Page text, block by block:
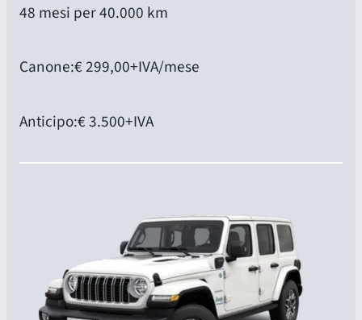
48 mesi per 40.000 km
Canone:€ 299,00+IVA/mese
Anticipo:€ 3.500+IVA